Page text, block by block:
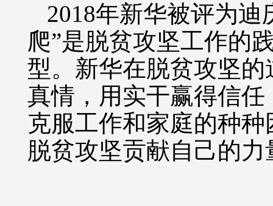
2018年新华被评为迪
爬”是脱贫攻坚工作的
型。新华在脱贫攻坚
真情，用实干赢得信
克服工作和家庭的种
脱贫攻坚贡献自己的